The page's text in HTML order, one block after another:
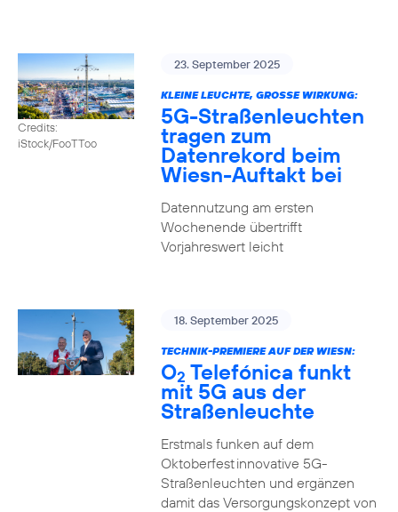
Credits:
iStock/FooTToo
23. September 2025
KLEINE LEUCHTE, GROSSE WIRKUNG:
5G-Straßenleuchten
tragen zum
Datenrekord beim
Wiesn-Auftakt bei
Datennutzung am ersten
Wochenende übertrifft
Vorjahreswert leicht
18. September 2025
TECHNIK-PREMIERE AUF DER WIESN:
O2 Telefónica funkt
mit 5G aus der
Straßenleuchte
Erstmals funken auf dem
Oktoberfest innovative 5G-
Straßenleuchten und ergänzen
damit das Versorgungskonzept von